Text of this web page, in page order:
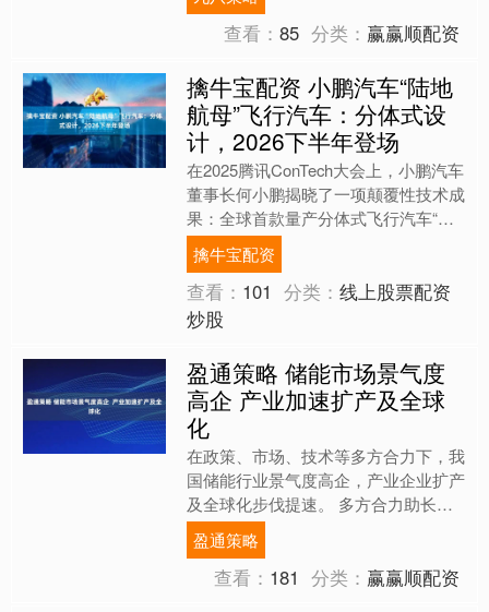
气压和温度条件，评估....
查看：85 分类： 赢赢顺配资
擒牛宝配资 小鹏汽车“陆地
航母”飞行汽车：分体式设
计，2026下半年登场
在2025腾讯ConTech大会上，小鹏汽车
董事长何小鹏揭晓了一项颠覆性技术成
果：全球首款量产分体式飞行汽车“陆
地航母”正式进入量产倒计时，预计于
2026年下半....
擒牛宝配资
查看： 101 分类：线上股票配资
炒股
盈通策略 储能市场景气度
高企 产业加速扩产及全球
化
在政策、市场、技术等多方合力下，我
国储能行业景气度高企，产业企业扩产
及全球化步伐提速。 多方合力助长企
业业绩 科陆电子主营储能、智能电网
等，2025年前三季度，....
盈通策略
查看： 181 分类： 赢赢顺配资